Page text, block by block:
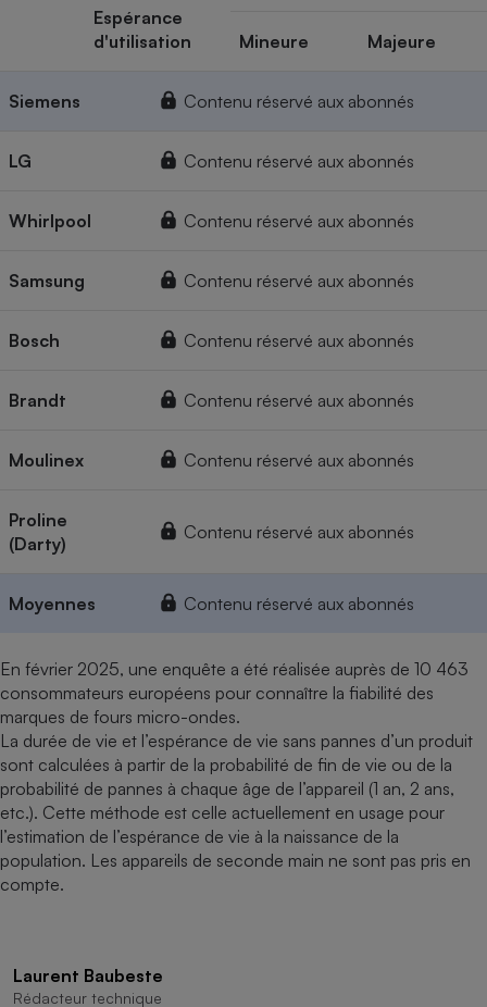
Espérance
d'utilisation
Mineure Majeure
Siemens Contenu réservé aux abonnés
LG Contenu réservé aux abonnés
Whirlpool Contenu réservé aux abonnés
Samsung Contenu réservé aux abonnés
Bosch Contenu réservé aux abonnés
Brandt Contenu réservé aux abonnés
Moulinex Contenu réservé aux abonnés
Proline
(Darty)
Contenu réservé aux abonnés
Moyennes Contenu réservé aux abonnés
En février 2025, une enquête a été réalisée auprès de 10 463
consommateurs européens pour connaître la fiabilité des
marques de fours micro-ondes.
La durée de vie et l’espérance de vie sans pannes d’un produit
sont calculées à partir de la probabilité de fin de vie ou de la
probabilité de pannes à chaque âge de l’appareil (1 an, 2 ans,
etc.). Cette méthode est celle actuellement en usage pour
l’estimation de l’espérance de vie à la naissance de la
population. Les appareils de seconde main ne sont pas pris en
compte.
Laurent Baubeste
Rédacteur technique